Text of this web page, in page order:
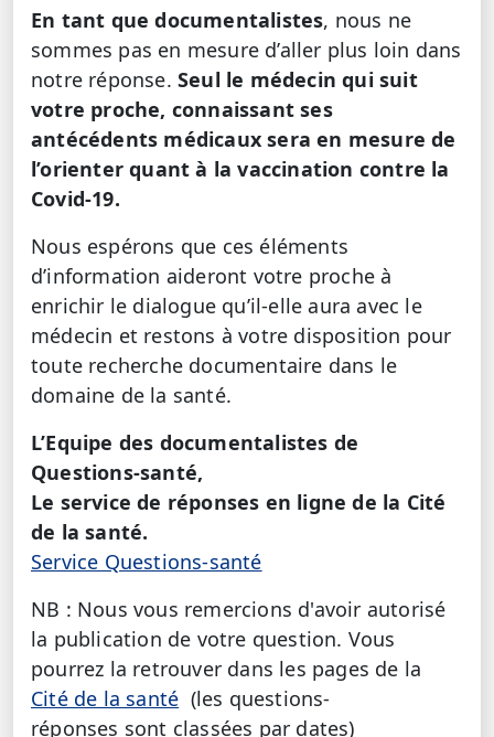
En tant que documentalistes, nous ne
sommes pas en mesure d’aller plus loin dans
notre réponse. Seul le médecin qui suit
votre proche, connaissant ses
antécédents médicaux sera en mesure de
l’orienter quant à la vaccination contre la
Covid-19.
Nous espérons que ces éléments
d’information aideront votre proche à
enrichir le dialogue qu’il-elle aura avec le
médecin et restons à votre disposition pour
toute recherche documentaire dans le
domaine de la santé.
L’Equipe des documentalistes de
Questions-santé,
Le service de réponses en ligne de la Cité
de la santé.
Service Questions-santé
NB : Nous vous remercions d'avoir autorisé
la publication de votre question. Vous
pourrez la retrouver dans les pages de la
Cité de la santé (les questions-
réponses sont classées par dates)